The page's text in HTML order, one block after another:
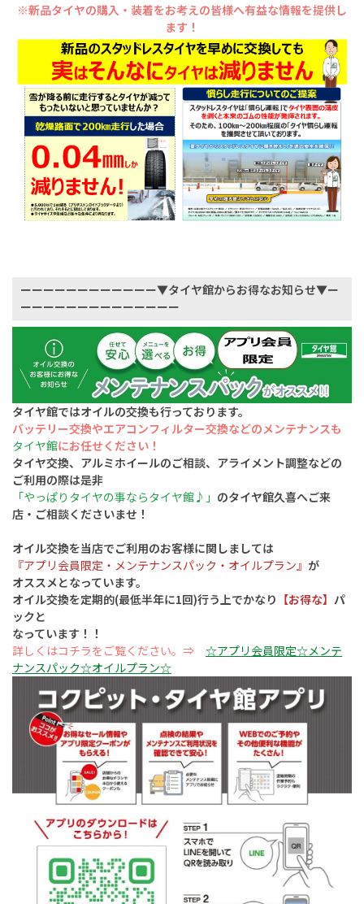
※新品タイヤの購入・装着をお考えの皆様へ有益な情報を提供し
ます！
ーーーーーーーーーーーー▼タイヤ館からお得なお知らせ▼ー
ーーーーーーーーーーーーーー
タイヤ館ではオイルの交換も行っております。
バッテリー交換やエアコンフィルター交換などのメンテナンスも
タイヤ館にお任せください！
タイヤ交換、アルミホイールのご相談、アライメント調整などの
ご利用の際は是非
「やっぱりタイヤの事ならタイヤ館♪」 のタイヤ館久喜へご来
店・ご相談くださいませ！
オイル交換を当店でご利用のお客様に関しましては
『アプリ会員限定・メンテナンスパック・オイルプラン』 が
オススメとなっています。
オイル交換を定期的(最低半年に1回)行う上でかなり 【お得な】 パ
ックと
なっています！！
詳しくはコチラをご覧ください。⇒
☆アプリ会員限定☆メンテ
ナンスパック☆オイルプラン☆